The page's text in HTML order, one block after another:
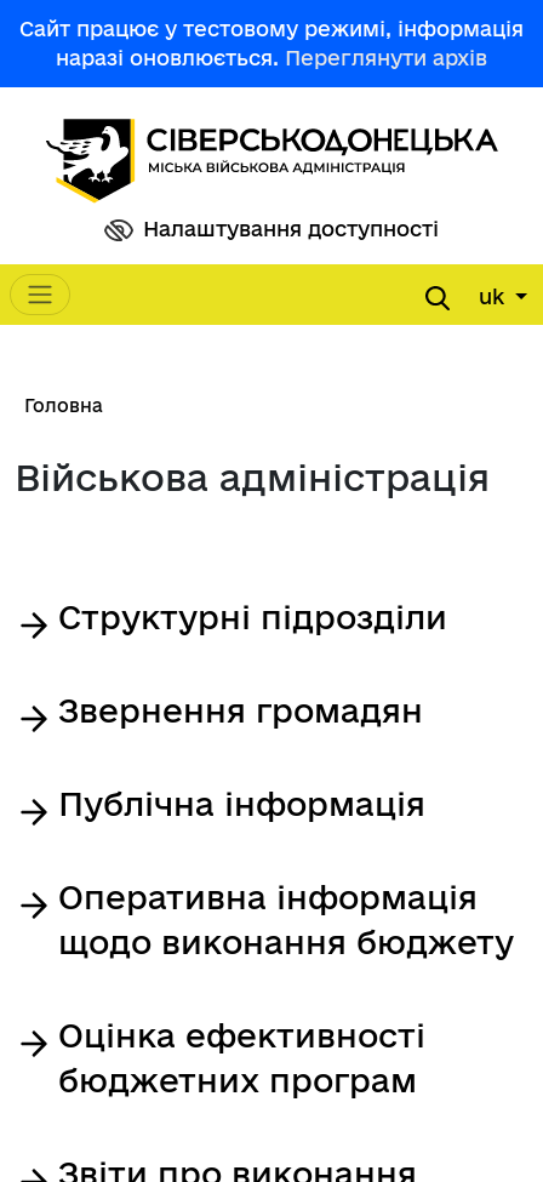
Сайт працює у тестовому режимі, інформація
наразі оновлюється. Переглянути архів
Налаштування доступності
Main navigation uk
Рядок навіґації
Головна
Військова адміністрація
Структурні підрозділи
Звернення громадян
Публічна інформація
Оперативна інформація
щодо виконання бюджету
Оцінка ефективності
бюджетних програм
Звіти про виконання